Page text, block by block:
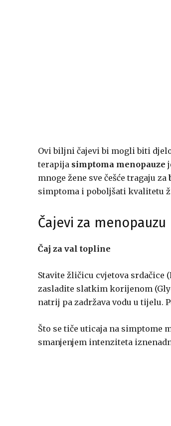
Ovi biljni čajevi bi mogli biti
terapija simptoma menopauze
mnoge žene sve češće tragaju za
simptoma i poboljšati kvalitetu
Čajevi za menopauzu
Čaj za val topline
Stavite žličicu cvjetova srdačice
zasladite slatkim korijenom
natrij pa zadržava vodu u tijelu.
Što se tiče uticaja na simptome
smanjenjem intenziteta